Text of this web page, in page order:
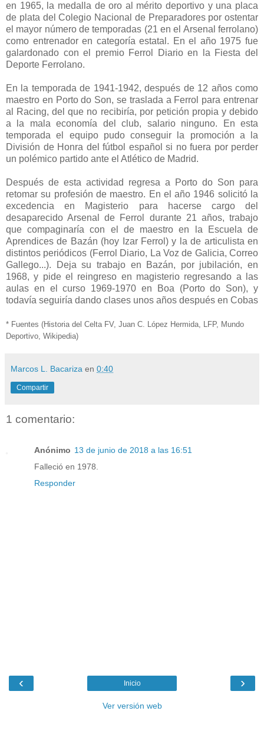
en 1965, la medalla de oro al mérito deportivo y una placa
de plata del Colegio Nacional de Preparadores por ostentar
el mayor número de temporadas (21 en el Arsenal ferrolano)
como entrenador en categoría estatal. En el año 1975 fue
galardonado con el premio Ferrol Diario en la Fiesta del
Deporte Ferrolano.
En la temporada de 1941-1942, después de 12 años como
maestro en Porto do Son, se traslada a Ferrol para entrenar
al Racing, del que no recibiría, por petición propia y debido
a la mala economía del club, salario ninguno. En esta
temporada el equipo pudo conseguir la promoción a la
División de Honra del fútbol español si no fuera por perder
un polémico partido ante el Atlético de Madrid.
Después de esta actividad regresa a Porto do Son para
retomar su profesión de maestro. En el año 1946 solicitó la
excedencia en Magisterio para hacerse cargo del
desaparecido Arsenal de Ferrol durante 21 años, trabajo
que compaginaría con el de maestro en la Escuela de
Aprendices de Bazán (hoy Izar Ferrol) y la de articulista en
distintos periódicos (Ferrol Diario, La Voz de Galicia, Correo
Gallego...). Deja su trabajo en Bazán, por jubilación, en
1968, y pide el reingreso en magisterio regresando a las
aulas en el curso 1969-1970 en Boa (Porto do Son), y
todavía seguiría dando clases unos años después en Cobas
* Fuentes (Historia del Celta FV, Juan C. López Hermida, LFP, Mundo
Deportivo, Wikipedia)
Marcos L. Bacariza en 0:40
Compartir
1 comentario:
Anónimo 13 de junio de 2018 a las 16:51
Falleció en 1978.
Responder
‹ ›
Inicio
Ver versión web